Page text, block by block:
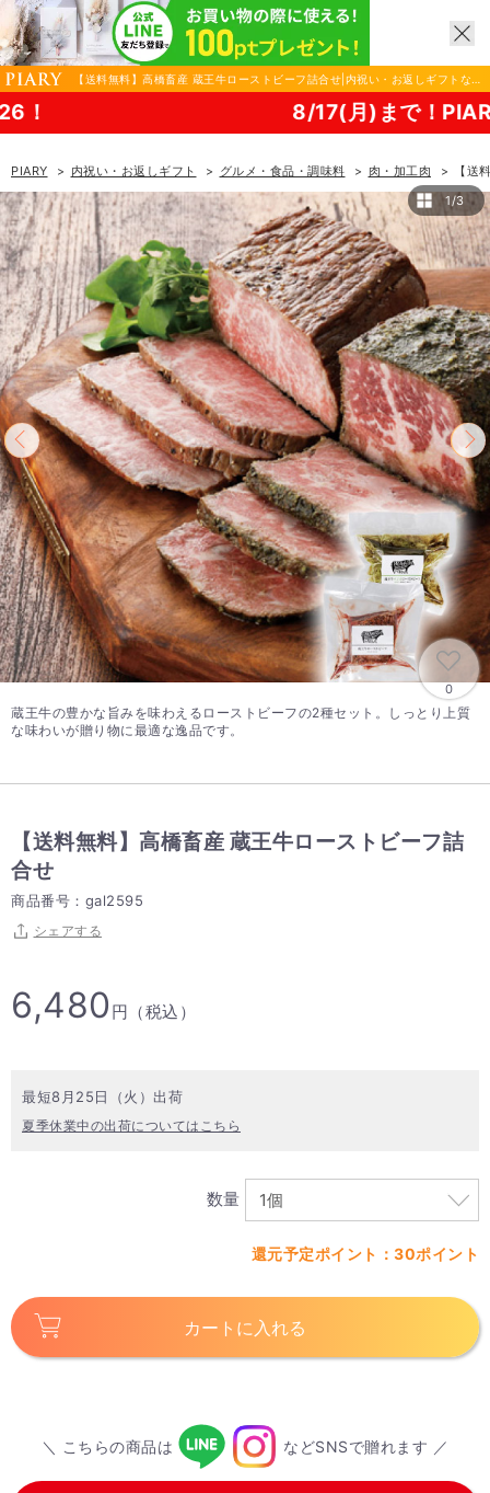
【送料無料】高橋畜産 蔵王牛ローストビーフ詰合せ|内祝い・お返しギフトなら
PIARY（ピアリー）
8/17(月)まで！PIARY 夏祭り
PIARY 内祝い・お返しギフト グルメ・食品・調味料 肉・加工肉
【送
1/3
0
蔵王牛の豊かな旨みを味わえるローストビーフの2種セット。しっとり上質
な味わいが贈り物に最適な逸品です。
【送料無料】高橋畜産 蔵王牛ローストビーフ詰
合せ
商品番号：gal2595
シェアする
6,480 円（税込）
最短8月25日（火）出荷
夏季休業中の出荷についてはこちら
数量
還元予定ポイント：30ポイント
カートに入れる
＼ こちらの商品は などSNSで贈れます ／